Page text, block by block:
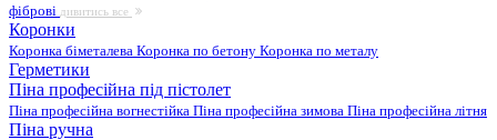
фіброві дивитись все
Коронки
Коронка біметалева Коронка по бетону Коронка по металу
Герметики
Піна професійна під пістолет
Піна професійна вогнестійка Піна професійна зимова Піна професійна літня
Піна ручна